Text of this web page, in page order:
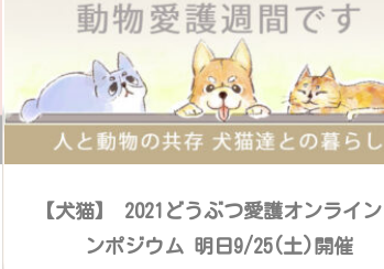
【犬猫】 2021どうぶつ愛護オンライ
ンポジウム 明日9/25(土)開催